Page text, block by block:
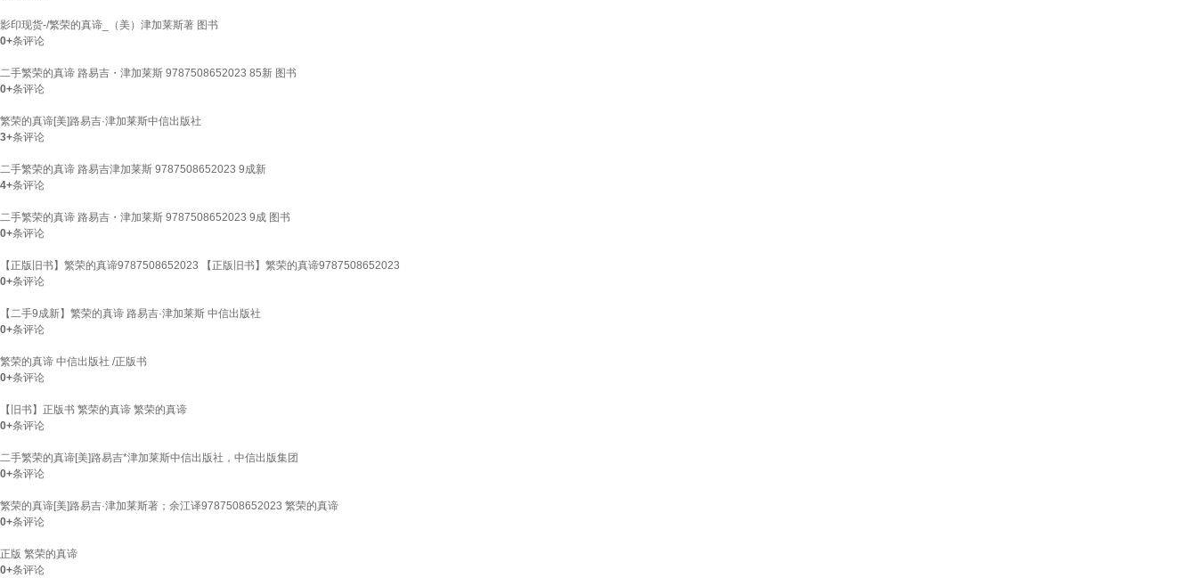
影印现货-/繁荣的真谛_（美）津加莱斯著 图书
0+条评论
二手繁荣的真谛 路易吉・津加莱斯 9787508652023 85新 图书
0+条评论
繁荣的真谛[美]路易吉·津加莱斯中信出版社
3+条评论
二手繁荣的真谛 路易吉津加莱斯 9787508652023 9成新
4+条评论
二手繁荣的真谛 路易吉・津加莱斯 9787508652023 9成 图书
0+条评论
【正版旧书】繁荣的真谛9787508652023 【正版旧书】繁荣的真谛9787508652023
0+条评论
【二手9成新】繁荣的真谛 路易吉·津加莱斯 中信出版社
0+条评论
繁荣的真谛 中信出版社 /正版书
0+条评论
【旧书】正版书 繁荣的真谛 繁荣的真谛
0+条评论
二手繁荣的真谛[美]路易吉*津加莱斯中信出版社，中信出版集团
0+条评论
繁荣的真谛[美]路易吉·津加莱斯著；余江译9787508652023 繁荣的真谛
0+条评论
正版 繁荣的真谛
0+条评论